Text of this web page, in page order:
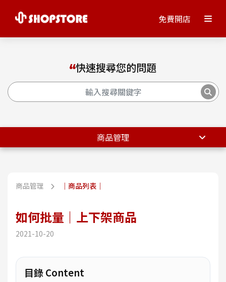
免費開店
快速搜尋您的問題
商品管理
商品管理 ｜商品列表｜
如何批量｜上下架商品
2021-10-20
目錄 Content